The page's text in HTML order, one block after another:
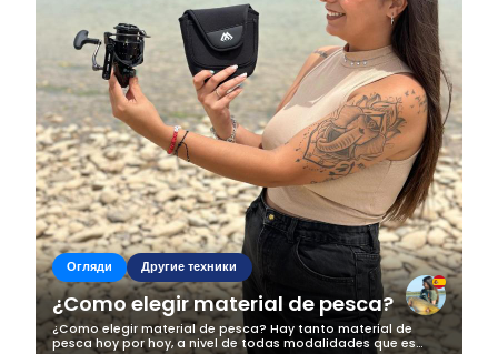
Огляди Другие техники
¿Como elegir material de pesca?
¿Como elegir material de pesca? Hay tanto material de
pesca hoy por hoy, a nivel de todas modalidades que es